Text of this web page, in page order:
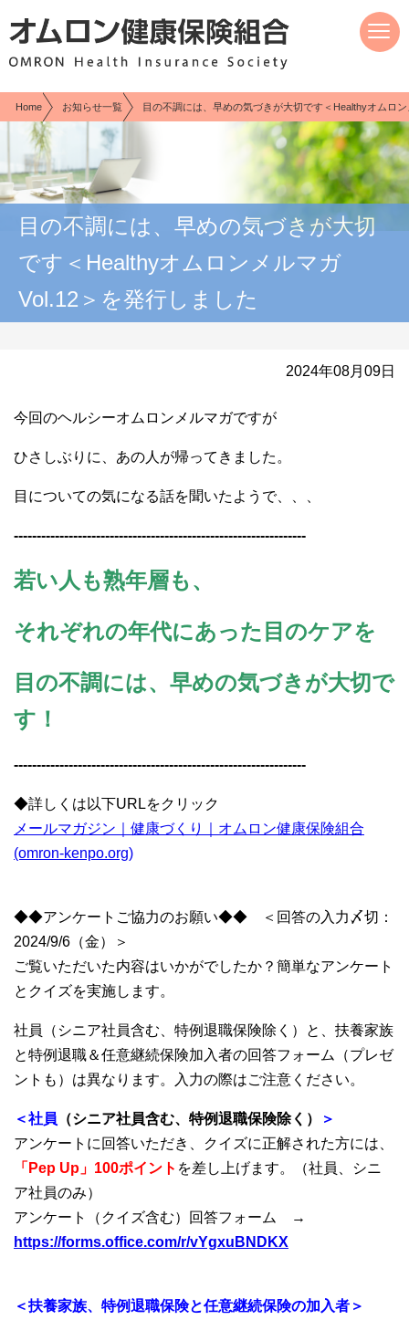
Home お知らせ一覧 目の不調には、早めの気づきが大切です＜Healthyオムロ
目の不調には、早めの気づきが大切
です＜Healthyオムロンメルマガ
Vol.12＞を発行しました
2024年08月09日
今回のヘルシーオムロンメルマガですが
ひさしぶりに、あの人が帰ってきました。
目についての気になる話を聞いたようで、、、
----------------------------------------------------------------
若い人も熟年層も、
それぞれの年代にあった目のケアを
目の不調には、早めの気づきが大切で
す！
----------------------------------------------------------------
◆詳しくは以下URLをクリック
メールマガジン｜健康づくり｜オムロン健康保険組合
(omron-kenpo.org)
◆◆アンケートご協力のお願い◆◆ ＜回答の入力〆切：
2024/9/6（金）＞
ご覧いただいた内容はいかがでしたか？ 簡単なアンケート
とクイズを実施します。
社員（シニア社員含む、特例退職保険除く）と、扶養家族
と特例退職＆任意継続保険加入者の回答フォーム（プレゼ
ントも）は異なります。入力の際はご注意ください。
＜社員 （シニア社員含む、特例退職保険除く）
＞
アンケートに回答いただき、クイズに正解された方には、
「Pep Up」100ポイント を差し上げます。（社員、シニ
ア社員のみ）
アンケート（クイズ含む）回答フォーム →
https://forms.office.com/r/vYgxuBNDKX
＜扶養家族、特例退職保険と任意継続保険の加入者＞